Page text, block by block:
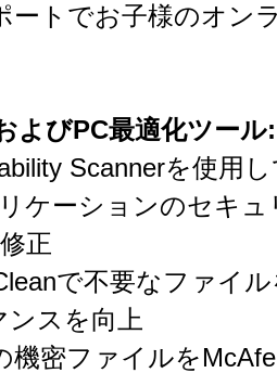
ートでお子様のオン
よびPC最適化ツール:
Scannerを使用
ケーションのセキ
正
で不要なファイ
ンスを向上
機密ファイルを